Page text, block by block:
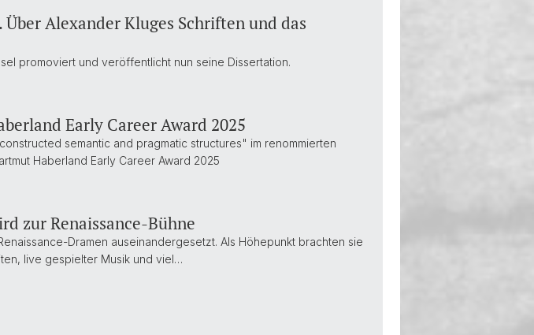
Alexander Kluges Schriften und das
promoviert und veröffentlicht nun seine Dissertation.
Early Career Award 2025
semantic and pragmatic structures" im renommierten
Haberland Early Career Award 2025
zur Renaissance-Bühne
Dramen auseinandergesetzt. Als Höhepunkt brachten sie
live gespielter Musik und viel…